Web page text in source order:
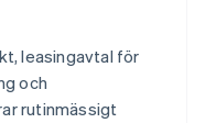
leasingavtal för
och
rutinmässigt